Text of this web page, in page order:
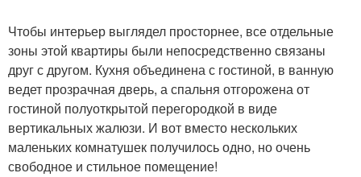
Чтобы интерьер выглядел просторнее, все отдельные
зоны этой квартиры были непосредственно связаны
друг с другом. Кухня объединена с гостиной, в ванную
ведет прозрачная дверь, а спальня отгорожена от
гостиной полуоткрытой перегородкой в виде
вертикальных жалюзи. И вот вместо нескольких
маленьких комнатушек получилось одно, но очень
свободное и стильное помещение!